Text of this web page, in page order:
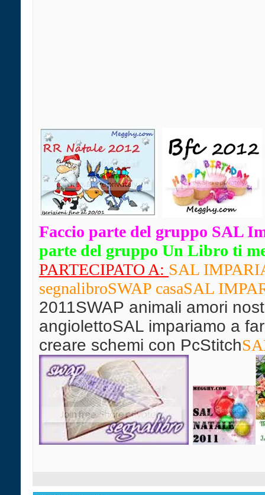
Faccio parte del gruppo SAL
parte del gruppo Un Libro ti
PARTECIPATO A: SAL
segnalibroSWAP casaSAL
2011SWAP animali amori
angiolettoSAL impariamo a
creare schemi con PcStitch